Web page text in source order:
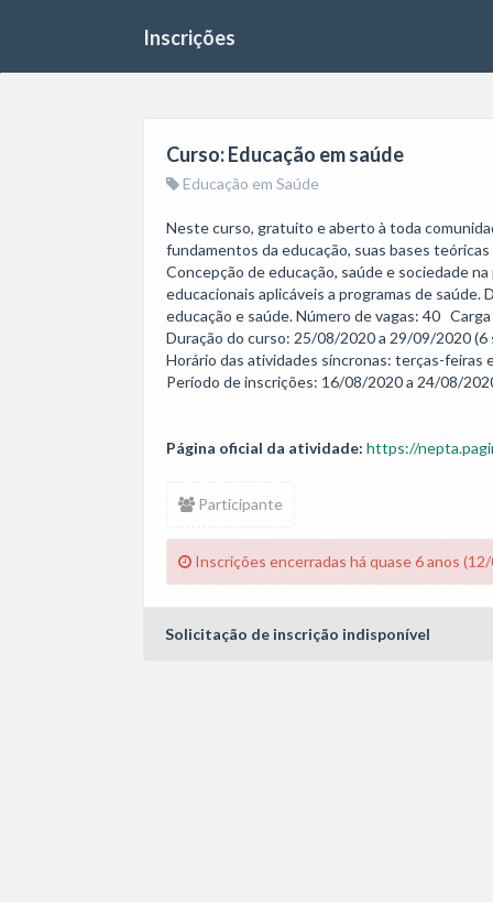
Inscrições
Curso: Educação em saúde
Educação em Saúde
Neste curso, gratuito e aberto à toda
fundamentos da educação, suas bases
Concepção de educação, saúde e sociedade
educacionais aplicáveis a programas de
educação e saúde. Número de vagas: 40
Duração do curso: 25/08/2020 a 29/09/2020 (6
Horário das atividades síncronas: terças-feiras
Período de inscrições: 16/08/2020 a 24/08/
Página oficial da atividade: https://
Participante
Inscrições encerradas há quase 6 anos
Solicitação de inscrição indisponível